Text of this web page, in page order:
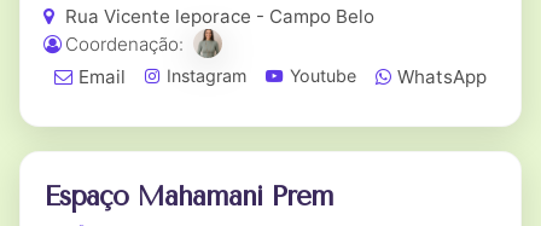
Rua Vicente leporace - Campo Belo
Coordenação:
Email
Instagram Youtube WhatsApp
Espaço Mahamani Prem